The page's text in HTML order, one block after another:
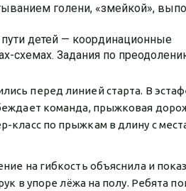
голени, «змейкой»,
детей — координационные
схемах. Задания по
перед линией старта. В
команда, прыжковая
класс по прыжкам в длину с
на гибкость объяснила и
в упоре лёжа на полу. Ребята